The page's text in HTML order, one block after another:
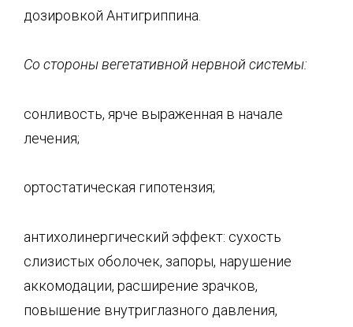
дозировкой Антигриппина.
Со стороны вегетативной нервной системы:
сонливость, ярче выраженная в начале
лечения;
ортостатическая гипотензия;
антихолинергический эффект: сухость
слизистых оболочек, запоры, нарушение
аккомодации, расширение зрачков,
повышение внутриглазного давления,